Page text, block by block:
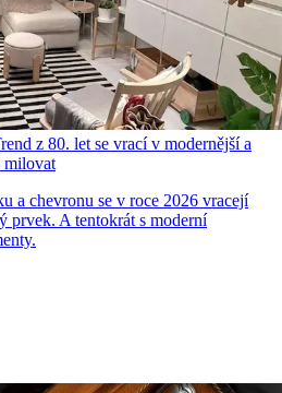
z 80. let se vrací v modernější a
milovat
a chevronu se v roce 2026 vracejí
prvek. A tentokrát s moderní